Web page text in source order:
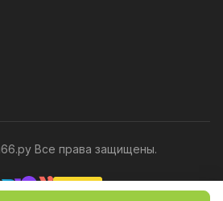
Все права защищены.